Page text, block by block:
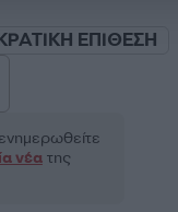
ΕΠΙΘΕΣΗ
νέατης